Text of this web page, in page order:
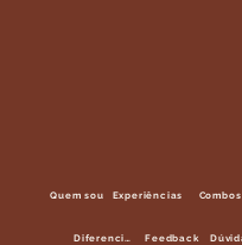
Quem sou Experiências
Diferencial Feedback
Combos